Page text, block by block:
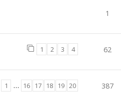
1
1 2 3 4 62
1 … 16 17 18 19 20 387